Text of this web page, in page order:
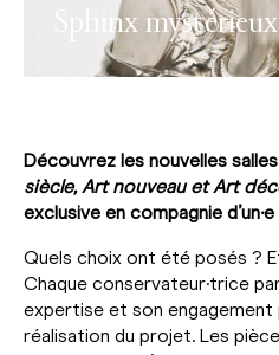
Sphinx mystérieux
Découvrez les nouvelles salles
siècle, Art nouveau et Art
exclusive en compagnie
Quels choix ont été posés ?
Chaque conservateur·trice
expertise et son engagement
réalisation du projet. Les